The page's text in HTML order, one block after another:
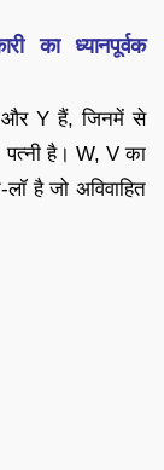
का ध्यानपूर्वक
और Y हैं, जिनमें से
है। W, V का
है जो अविवाहित